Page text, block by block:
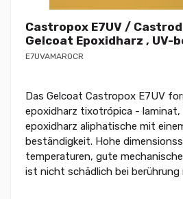
Castropox E7UV /
Gelcoat Epoxidharz , UV-
E7UVAMAROCR
Das Gelcoat Castropox E7UV
epoxidharz tixotrópica - laminat,
epoxidharz aliphatische mit
beständigkeit. Hohe
temperaturen, gute
ist nicht schädlich bei berührung